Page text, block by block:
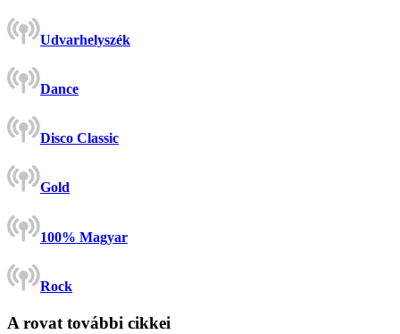
Udvarhelyszék
Dance
Disco Classic
Gold
100% Magyar
Rock
A rovat további cikkei